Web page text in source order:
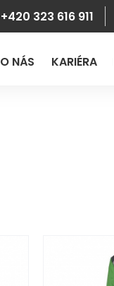
O NÁS KARIÉRA
+420 323 616 911